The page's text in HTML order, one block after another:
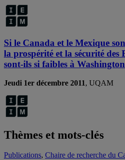
Si le Canada et le Mexique
la prospérité et la sécurité
sont-ils si faibles à
Jeudi 1er décembre 2011, UQAM
Thèmes et mots-clés
Publications, Chaire de recherche du